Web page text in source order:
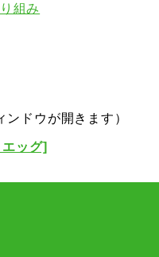
組み
ンドウが開きます）
ッグ]